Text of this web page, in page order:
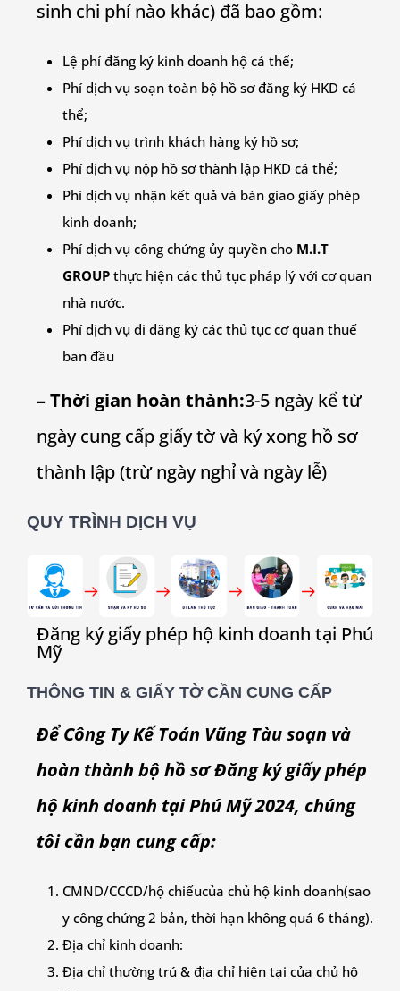
sinh chi phí nào khác) đã bao gồm:
Lệ phí đăng ký kinh doanh hộ cá thể;
Phí dịch vụ soạn toàn bộ hồ sơ đăng ký HKD cá
thể;
Phí dịch vụ trình khách hàng ký hồ sơ;
Phí dịch vụ nộp hồ sơ thành lập HKD cá thể;
Phí dịch vụ nhận kết quả và bàn giao giấy phép
kinh doanh;
Phí dịch vụ công chứng ủy quyền cho M.I.T
GROUP thực hiện các thủ tục pháp lý với cơ quan
nhà nước.
Phí dịch vụ đi đăng ký các thủ tục cơ quan thuế
ban đầu
– Thời gian hoàn thành:3-5 ngày kể từ
ngày cung cấp giấy tờ và ký xong hồ sơ
thành lập (trừ ngày nghỉ và ngày lễ)
QUY TRÌNH DỊCH VỤ
Đăng ký giấy phép hộ kinh doanh tại Phú
Mỹ
THÔNG TIN & GIẤY TỜ CẦN CUNG CẤP
Để Công Ty Kế Toán Vũng Tàu soạn và
hoàn thành bộ hồ sơ Đăng ký giấy phép
hộ kinh doanh tại Phú Mỹ 2024, chúng
tôi cần bạn cung cấp:
CMND/CCCD/hộ chiếucủa chủ hộ kinh doanh(sao
y công chứng 2 bản, thời hạn không quá 6 tháng).
Địa chỉ kinh doanh:
Địa chỉ thường trú & địa chỉ hiện tại của chủ hộ